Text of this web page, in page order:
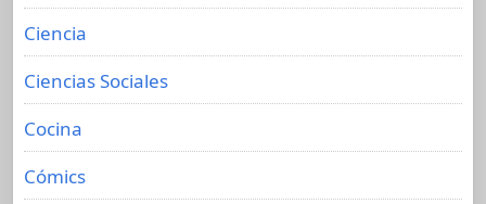
Ciencia
Ciencias Sociales
Cocina
Cómics